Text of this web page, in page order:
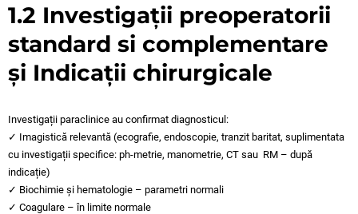
1.2 Investigații preoperatorii
standard si complementare
și Indicații chirurgicale
Investigații paraclinice au confirmat diagnosticul:
✓ Imagistică relevantă (ecografie, endoscopie, tranzit baritat, suplimentata
cu investigații specifice: ph-metrie, manometrie, CT sau RM – după
indicație)
✓ Biochimie și hematologie – parametri normali
✓ Coagulare – în limite normale